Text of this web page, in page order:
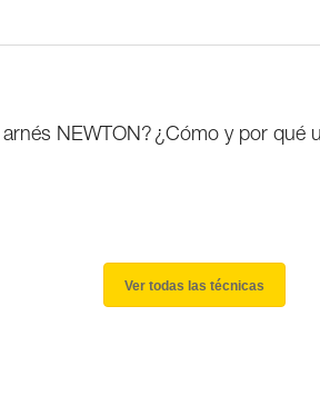
NEWTON? ¿Cómo y por qué
Ver todas las técnicas